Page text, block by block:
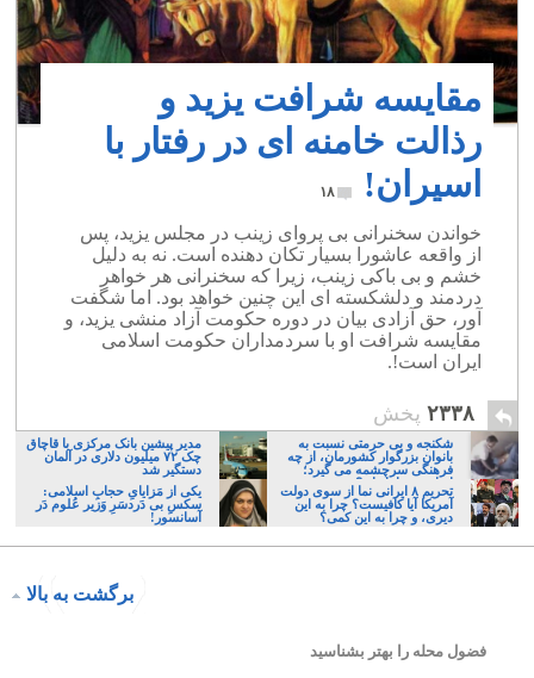
مقایسه شرافت یزید و
رذالت خامنه ای در رفتار با
اسیران!
۱۸
خواندن سخنرانی بی پروای زینب در مجلس یزید، پس
از واقعه عاشورا بسیار تکان دهنده است. نه به دلیل
خشم و بی باکی زینب، زیرا که سخنرانی هر خواهر
دردمند و دلشکسته ای این چنین خواهد بود. اما شگفت
آور، حق آزادی بیان در دوره حکومت آزاد منشی یزید، و
مقایسه شرافت او با سردمداران حکومت اسلامی
ایران است!.
۲۳۳۸ پخش
شکنجه و بی حرمتی نسبت به
بانوان بزرگوار کشورمان، از چه
فرهنگی سرچشمه می گیرد؛
ایرانی، و یا تازیان؟
مدیر پیشین بانک مرکزی با قاچاق
چک ۷۲ میلیون دلاری در آلمان
دستگیر شد
تحریم ۸ ایرانی نما از سوی دولت
آمریکا آیا کافیست؟ چرا به این
دیری، و چرا به این کمی؟
یکی از مَزایایِ حجابِ اسلامی:
سکسِ بی دَردسَرِ وَزیر عُلوم دَر
آسانسور!
برگشت به بالا
فضول محله را بهتر بشناسید